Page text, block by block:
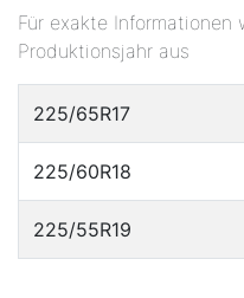
Für exakte
Produktionsjahr aus
225/65R17
225/60R18
225/55R19